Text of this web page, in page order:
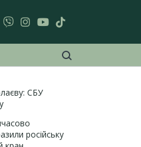
СБУ
російську